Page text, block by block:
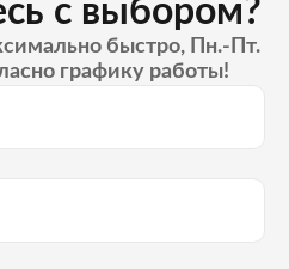
с выбором?
быстро, Пн.-Пт.
графику работы!